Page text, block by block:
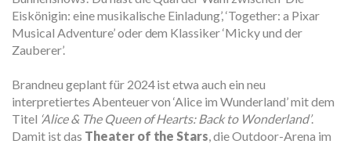
Eiskönigin: eine musikalische Einladung’, ‘Together: a Pixar
Musical Adventure’ oder dem Klassiker ‘Micky und der
Zauberer’.
Brandneu geplant für 2024 ist etwa auch ein neu
interpretiertes Abenteuer von ‘Alice im Wunderland’ mit dem
Titel ‘Alice & The Queen of Hearts: Back to Wonderland’.
Damit ist das Theater of the Stars , die Outdoor-Arena im